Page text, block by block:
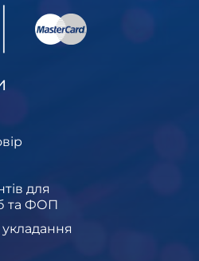
для
та ФОП